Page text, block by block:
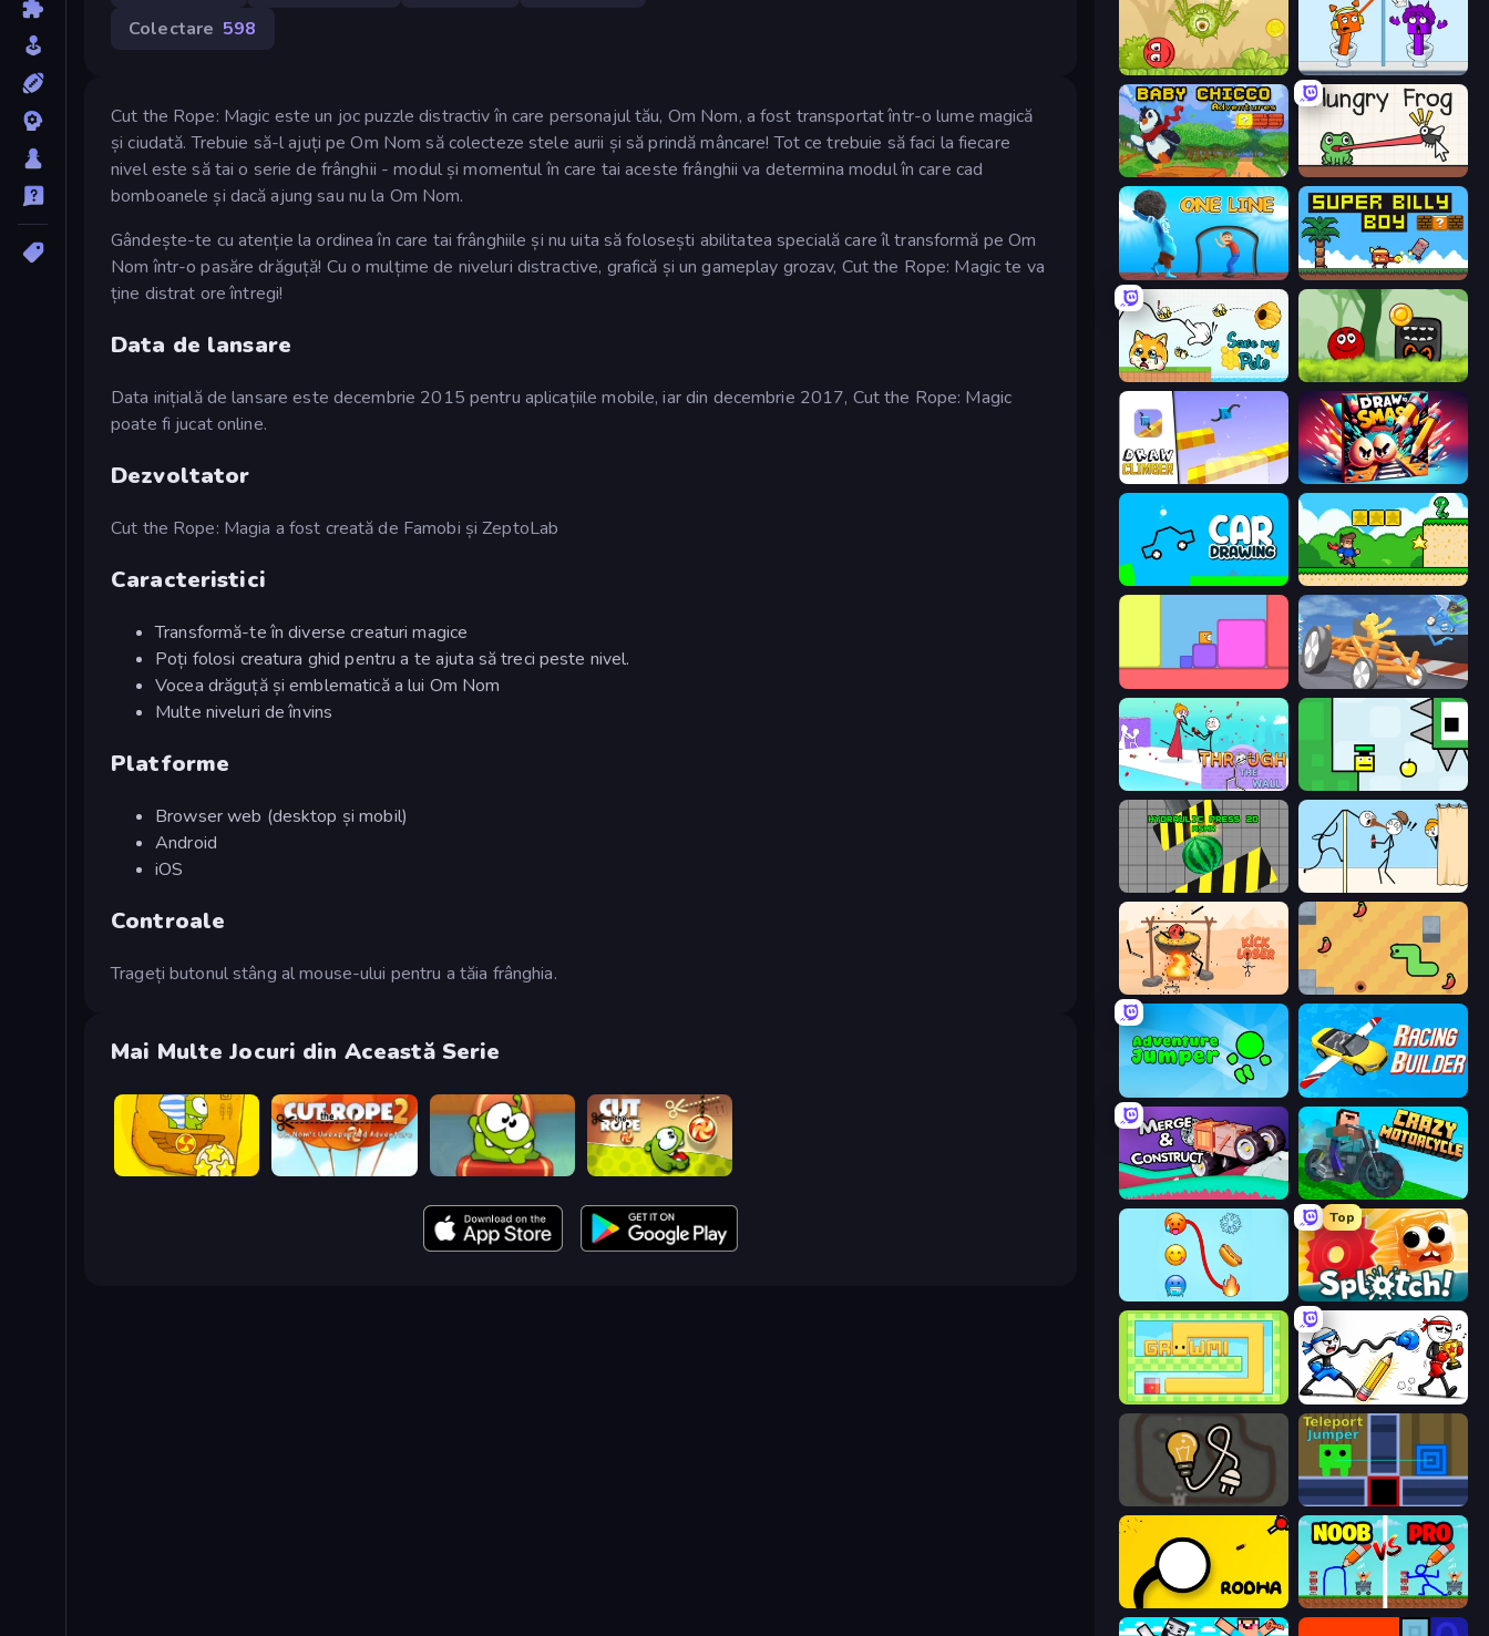
Colectare 598
Cut the Rope: Magic este un joc puzzle distractiv în care personajul tău, Om Nom, a fost transportat într-o lume magică
și ciudată. Trebuie să-l ajuți pe Om Nom să colecteze stele aurii și să prindă mâncare! Tot ce trebuie să faci la fiecare
nivel este să tai o serie de frânghii - modul și momentul în care tai aceste frânghii va determina modul în care cad
bomboanele și dacă ajung sau nu la Om Nom.
Gândește-te cu atenție la ordinea în care tai frânghiile și nu uita să folosești abilitatea specială care îl transformă pe Om
Nom într-o pasăre drăguță! Cu o mulțime de niveluri distractive, grafică și un gameplay grozav, Cut the Rope: Magic te va
ține distrat ore întregi!
Data de lansare
Data inițială de lansare este decembrie 2015 pentru aplicațiile mobile, iar din decembrie 2017, Cut the Rope: Magic
poate fi jucat online.
Dezvoltator
Cut the Rope: Magia a fost creată de Famobi și ZeptoLab
Caracteristici
Transformă-te în diverse creaturi magice
Poți folosi creatura ghid pentru a te ajuta să treci peste nivel.
Vocea drăguță și emblematică a lui Om Nom
Multe niveluri de învins
Platforme
Browser web (desktop și mobil)
Android
iOS
Controale
Trageți butonul stâng al mouse-ului pentru a tăia frânghia.
Mai Multe Jocuri din Această Serie
Cut The Rope 2 Cut the Rope: Experiments Cut the Rope
Red Bounce Ball 5 Square Punki Long Hand
Baby Chicco Adventures Hungry Frog
One Line Super Billy Boy
Save My Pets Ball Hero Adventure: Red Bounce Ball
Draw Climber Draw To Smash!
Car Drawing Game Steve's World
Draw Crash Race
Through the Wall
Hydraulic Press 2D ASMR Gomu Goman
Kick Loser SSSPICY!
Adventure Jumper Racing Builder
Merge & Construct Crazy Motorcycle
Emoji Puzzle!
Top
Splotch!
Growmi Doodle Smash
Light The Lamp Teleport Jumper
Rodha DOP Noob: Draw to Save